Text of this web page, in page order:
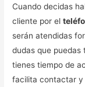
Cuando decidas
cliente por el
serán atendidas
dudas que puedas
tienes tiempo de
facilita contactar y